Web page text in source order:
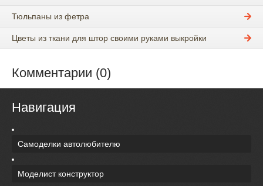
Тюльпаны из фетра
Цветы из ткани для штор своими руками выкройки
Комментарии (0)
Навигация
Самоделки автолюбителю
Моделист конструктор